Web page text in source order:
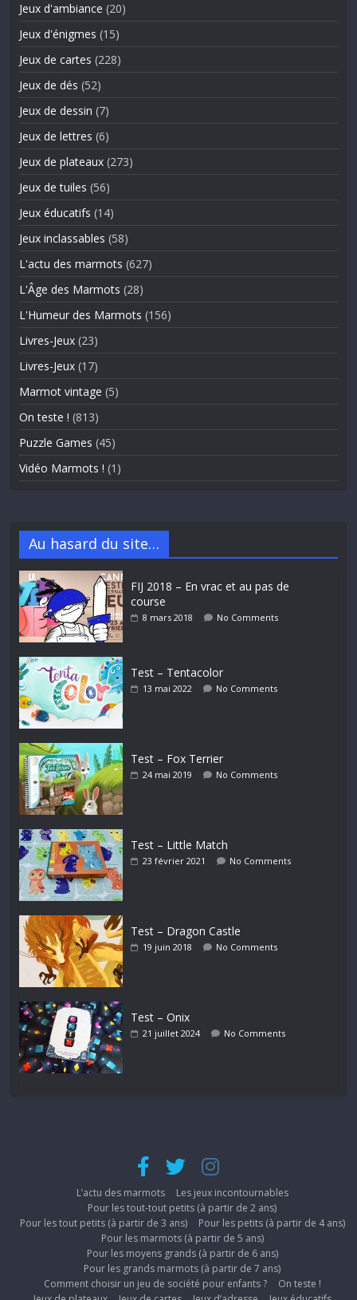
Jeux d'ambiance (20)
Jeux d'énigmes (15)
Jeux de cartes (228)
Jeux de dés (52)
Jeux de dessin (7)
Jeux de lettres (6)
Jeux de plateaux (273)
Jeux de tuiles (56)
Jeux éducatifs (14)
Jeux inclassables (58)
L'actu des marmots (627)
L'Âge des Marmots (28)
L'Humeur des Marmots (156)
Livres-Jeux (23)
Livres-Jeux (17)
Marmot vintage (5)
On teste ! (813)
Puzzle Games (45)
Vidéo Marmots ! (1)
Au hasard du site…
FIJ 2018 – En vrac et au pas de
course
8 mars 2018 No Comments
Test – Tentacolor
13 mai 2022 No Comments
Test – Fox Terrier
24 mai 2019 No Comments
Test – Little Match
23 février 2021 No Comments
Test – Dragon Castle
19 juin 2018 No Comments
Test – Onix
21 juillet 2024 No Comments
L’actu des marmots
Les jeux incontournables
Pour les tout-tout petits (à partir de 2 ans)
Pour les tout petits (à partir de 3 ans)
Pour les petits (à partir de 4 ans)
Pour les marmots (à partir de 5 ans)
Pour les moyens grands (à partir de 6 ans)
Pour les grands marmots (à partir de 7 ans)
Comment choisir un jeu de société pour enfants ?
On teste !